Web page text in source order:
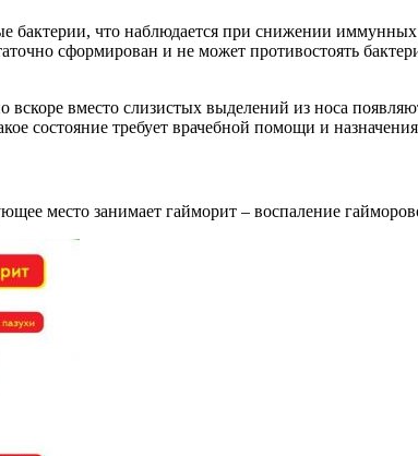
бактерии, что наблюдается при снижении
сформирован и не может противостоять
вместо слизистых выделений из носа
состояние требует врачебной помощи и
место занимает гайморит – воспаление